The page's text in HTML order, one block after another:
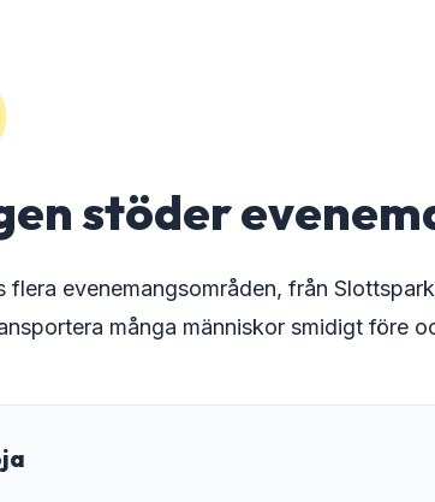
stöder
flera evenemangsområden, från
många människor smidigt före